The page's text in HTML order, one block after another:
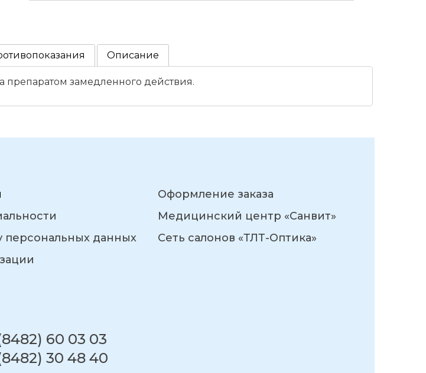
Описание
препаратом замедленного действия.
персональных данных
Оформление заказа
Медицинский центр «Санвит»
Сеть салонов «ТЛТ-Оптика»
60 03 03
30 48 40